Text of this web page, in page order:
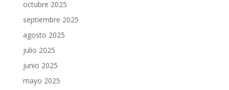
octubre 2025
septiembre 2025
agosto 2025
julio 2025
junio 2025
mayo 2025